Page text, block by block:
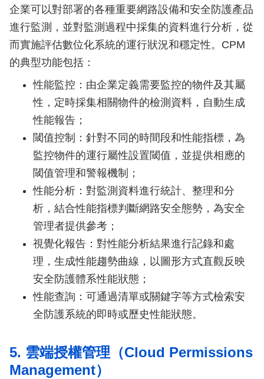
企業可以對部署的各種重要網路設備和安全防護產品
進行監測，並對監測過程中採集的資料進行分析，從
而實施評估數位化系統的運行狀況和穩定性。CPM
的典型功能包括：
性能監控：由企業定義需要監控的物件及其屬
性，定時採集相關物件的檢測資料，自動生成
性能報告；
閾值控制：針對不同的時間段和性能指標，為
監控物件的運行屬性設置閾值，並提供相應的
閾值管理和警報機制；
性能分析：對監測資料進行統計、整理和分
析，結合性能指標判斷網路安全態勢，為安全
管理者提供參考；
視覺化報告：對性能分析結果進行記錄和處
理，生成性能趨勢曲線，以圖形方式直觀反映
安全防護體系性能狀態；
性能查詢：可通過清單或關鍵字等方式檢索安
全防護系統的即時或歷史性能狀態。
5. 雲端授權管理（Cloud Permissions
Management）